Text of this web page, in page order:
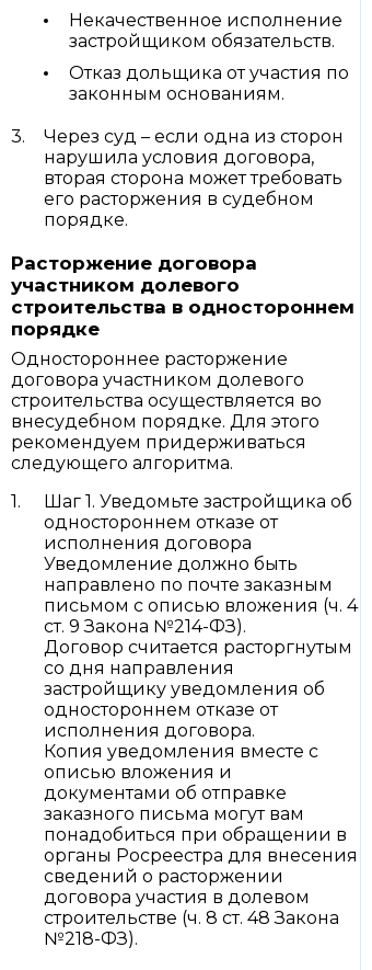
Некачественное исполнение
застройщиком обязательств.
Отказ дольщика от участия по
законным основаниям.
Через суд – если одна из сторон
нарушила условия договора,
вторая сторона может требовать
его расторжения в судебном
порядке.
Расторжение договора
участником долевого
строительства в одностороннем
порядке
Одностороннее расторжение
договора участником долевого
строительства осуществляется во
внесудебном порядке. Для этого
рекомендуем придерживаться
следующего алгоритма.
Шаг 1. Уведомьте застройщика об
одностороннем отказе от
исполнения договора
Уведомление должно быть
направлено по почте заказным
письмом с описью вложения (ч. 4
ст. 9 Закона №214-ФЗ).
Договор считается расторгнутым
со дня направления
застройщику уведомления об
одностороннем отказе от
исполнения договора.
Копия уведомления вместе с
описью вложения и
документами об отправке
заказного письма могут вам
понадобиться при обращении в
органы Росреестра для внесения
сведений о расторжении
договора участия в долевом
строительстве (ч. 8 ст. 48 Закона
№218-ФЗ).